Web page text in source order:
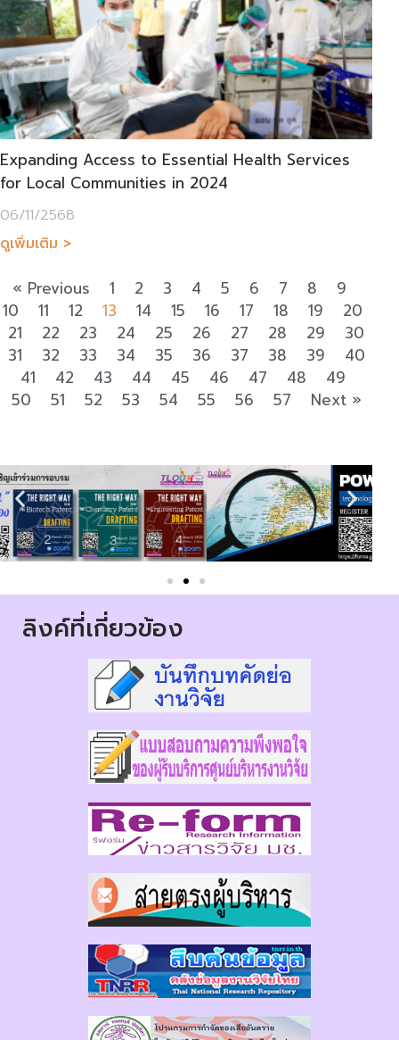
Expanding Access to Essential Health Services
for Local Communities in 2024
06/11/2568
ดูเพิ่มเติม >
« Previous 1 2 3 4 5 6 7 8
9
10
11 12 13 14 15 16 17 18 19
20
21
22 23 24 25 26 27 28 29
30
31
32 33 34 35 36 37 38 39
40
41
42 43 44 45 46 47 48
49
50
51 52 53 54 55 56 57 Next »
ลิงค์ที่เกี่ยวข้อง